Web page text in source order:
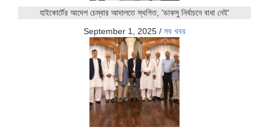
হাইকোর্টের আদেশ চেম্বার আদালতে স্থগিত, 'ডাকসু নির্বাচনে বাধা নেই'
September 1, 2025 / সব খবর